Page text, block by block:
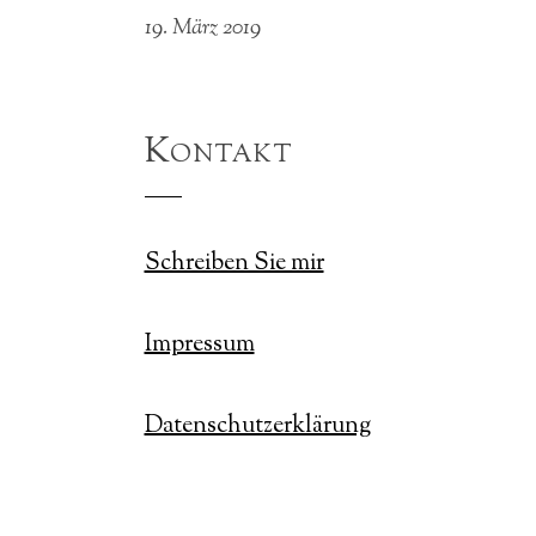
19. März 2019
Kontakt
Schreiben Sie mir
Impressum
Datenschutzerklärung